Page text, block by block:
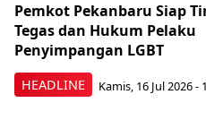
HEADLINE
Pemkot Pekanbaru Siap
Tegas dan Hukum Pelaku
Penyimpangan LGBT
Kamis, 16 Jul 2026 -